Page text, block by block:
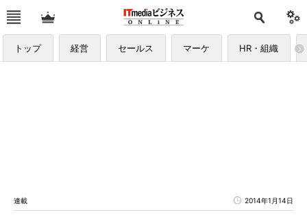
トップ 経営 セールス マーケ HR・組織
連載 2014年1月14日